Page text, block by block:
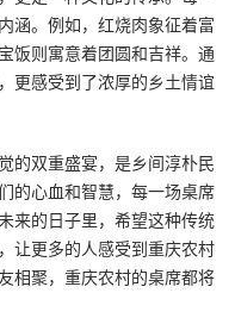
涵。例如，红烧肉象征着富
饭则寓意着团圆和吉祥。通
更感受到了浓厚的乡土情谊
双重盛宴，是乡间淳朴民
的心血和智慧，每一场桌席
来的日子里，希望这种传统
让更多的人感受到重庆农村
相聚，重庆农村的桌席都将